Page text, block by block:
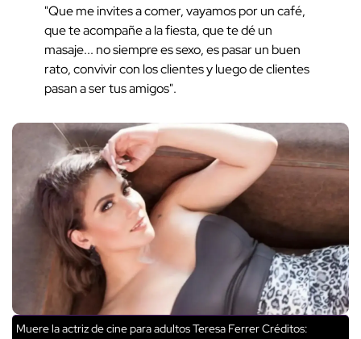
"Que me invites a comer, vayamos por un café,
que te acompañe a la fiesta, que te dé un
masaje... no siempre es sexo, es pasar un buen
rato, convivir con los clientes y luego de clientes
pasan a ser tus amigos".
Muere la actriz de cine para adultos Teresa FerrerCréditos: